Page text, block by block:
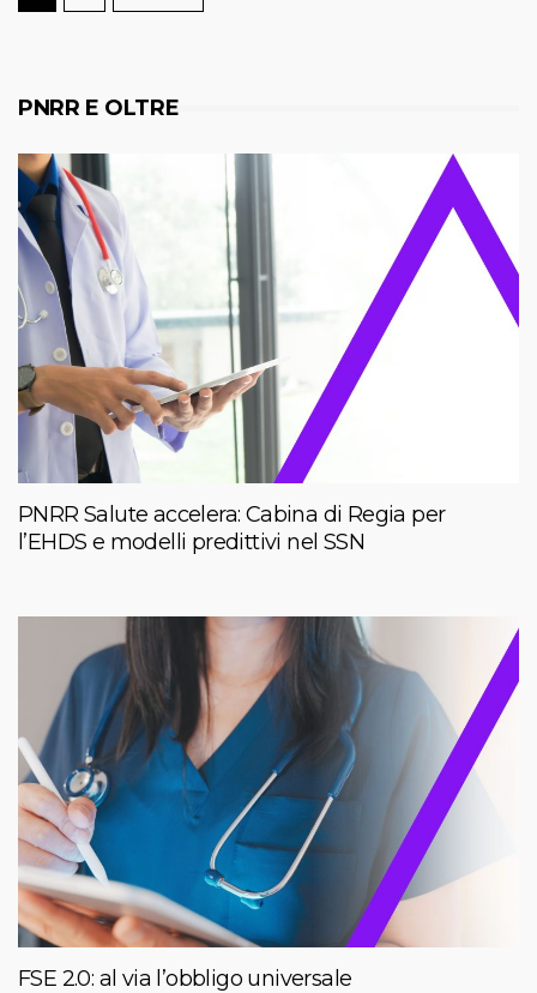
PNRR E OLTRE
PNRR Salute accelera: Cabina di Regia per
l’EHDS e modelli predittivi nel SSN
FSE 2.0: al via l’obbligo universale